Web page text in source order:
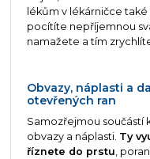
lékům v lékárničce
pocítíte nepříjemnou
namažete a tím
Obvazy, náplasti a
otevřených ran
Samozřejmou součástí
obvazy a náplasti. Ty
říznete do prstu ,